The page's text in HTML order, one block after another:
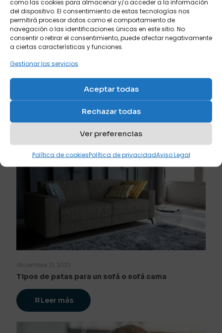
como las cookies para almacenar y/o acceder a la información
del dispositivo. El consentimiento de estas tecnologías nos
permitirá procesar datos como el comportamiento de
navegación o las identificaciones únicas en este sitio. No
consentir o retirar el consentimiento, puede afectar negativamente
a ciertas características y funciones.
Gestionar los servicios
Aceptar todas
Rechazar todas
Ver preferencias
Política de cookiesPolítica de privacidadAviso Legal
abril 21, 2024
El puff cama, la mejor solución para cuando ya
tienes un sofá
Leer más
diciembre 21, 2023
Tipos de patas para un sofá o sofá cama
Leer más